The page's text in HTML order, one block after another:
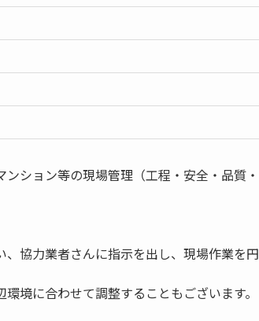
ション等の現場管理（工程・安全・品質・
、協力業者さんに指示を出し、現場作業を円
境に合わせて調整することもございます。